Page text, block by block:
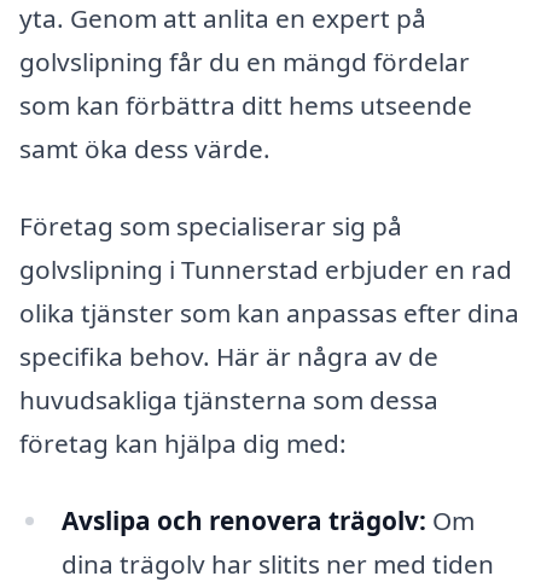
yta. Genom att anlita en expert på
golvslipning får du en mängd fördelar
som kan förbättra ditt hems utseende
samt öka dess värde.
Företag som specialiserar sig på
golvslipning i Tunnerstad erbjuder en rad
olika tjänster som kan anpassas efter dina
specifika behov. Här är några av de
huvudsakliga tjänsterna som dessa
företag kan hjälpa dig med:
Avslipa och renovera trägolv: Om
dina trägolv har slitits ner med tiden